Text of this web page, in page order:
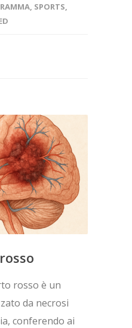
, SPORTS,
rosso è un
da necrosi
conferendo ai